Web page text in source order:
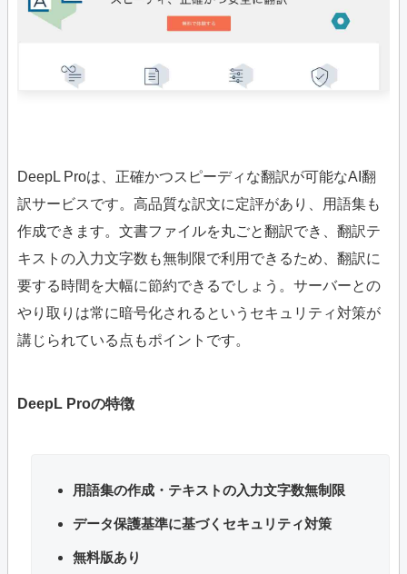
DeepL Proは、正確かつスピーディな翻訳が可能なAI翻
訳サービスです。高品質な訳文に定評があり、用語集も
作成できます。文書ファイルを丸ごと翻訳でき、翻訳テ
キストの入力文字数も無制限で利用できるため、翻訳に
要する時間を大幅に節約できるでしょう。サーバーとの
やり取りは常に暗号化されるというセキュリティ対策が
講じられている点もポイントです。
DeepL Proの特徴
用語集の作成・テキストの入力文字数無制限
データ保護基準に基づくセキュリティ対策
無料版あり